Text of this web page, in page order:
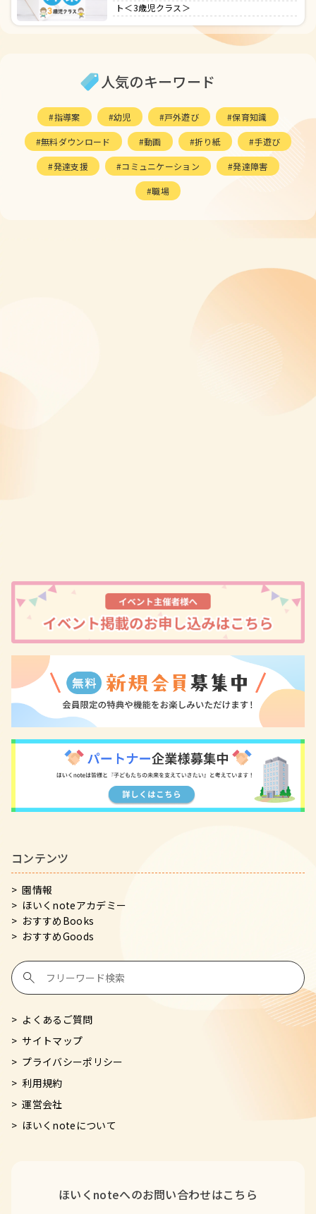
ト＜3歳児クラス＞
人気のキーワード
指導案 幼児 戸外遊び 保育知識
無料ダウンロード 動画 折り紙 手遊び
発達支援 コミュニケーション 発達障害
職場
コンテンツ
園情報
ほいくnoteアカデミー
おすすめBooks
おすすめGoods
よくあるご質問
サイトマップ
プライバシーポリシー
利用規約
運営会社
ほいくnoteについて
ほいくnoteへのお問い合わせはこちら